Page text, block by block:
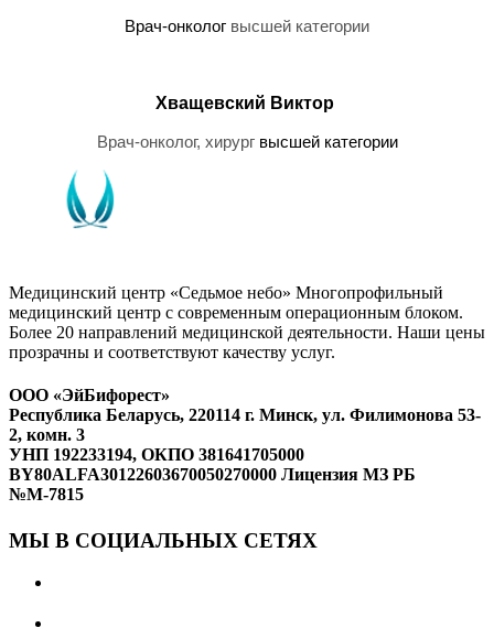
Врач-онколог высшей категории
Хващевский Виктор
Врач-онколог, хирургвысшей категории
Медицинский центр «Седьмое небо» Многопрофильный
медицинский центр с современным операционным блоком.
Более 20 направлений медицинской деятельности. Наши цены
прозрачны и соответствуют качеству услуг.
ООО «ЭйБифорест»
Республика Беларусь, 220114 г. Минск, ул. Филимонова 53-
2, комн. 3
УНП 192233194, ОКПО 381641705000
BY80ALFA30122603670050270000 Лицензия МЗ РБ
№М-7815
МЫ В СОЦИАЛЬНЫХ СЕТЯХ